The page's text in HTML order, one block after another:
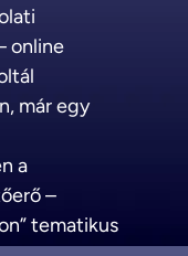
online
már egy
a
–
tematikus